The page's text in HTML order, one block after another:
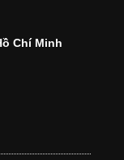
Chí Minh